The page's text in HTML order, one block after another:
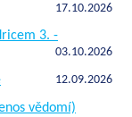
17.10.2026
3. -
03.10.2026
12.09.2026
vědomí)